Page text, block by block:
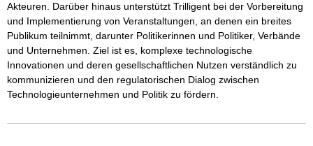
Akteuren. Darüber hinaus unterstützt Trilligent bei der Vorbereitung
und Implementierung von Veranstaltungen, an denen ein breites
Publikum teilnimmt, darunter Politikerinnen und Politiker, Verbände
und Unternehmen. Ziel ist es, komplexe technologische
Innovationen und deren gesellschaftlichen Nutzen verständlich zu
kommunizieren und den regulatorischen Dialog zwischen
Technologieunternehmen und Politik zu fördern.